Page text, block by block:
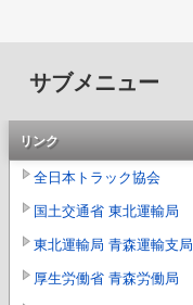
サブメニュー
リンク
全日本トラック協会
国土交通省 東北運輸局
東北運輸局 青森運輸支局
厚生労働省 青森労働局